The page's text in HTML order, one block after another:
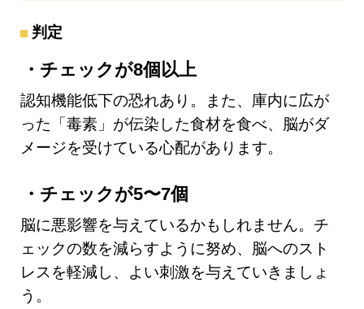
判定
チェックが8個以上
認知機能低下の恐れあり。また、庫内に広が
った「毒素」が伝染した食材を食べ、脳がダ
メージを受けている心配があります。
チェックが5〜7個
脳に悪影響を与えているかもしれません。チ
ェックの数を減らすように努め、脳へのスト
レスを軽減し、よい刺激を与えていきましょ
う。